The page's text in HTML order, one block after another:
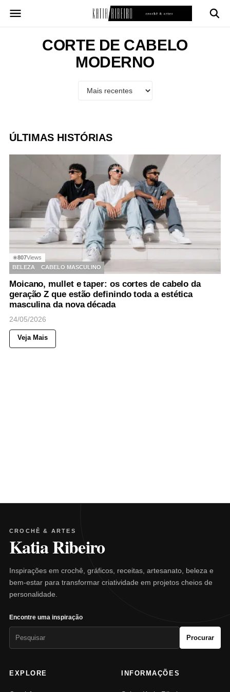
para
CORTE DE CABELO
MODERNO
ÚLTIMAS HISTÓRIAS
◉807Views
BELEZA
CABELO MASCULINO
Moicano, mullet e taper: os cortes de cabelo da
geração Z que estão definindo toda a estética
masculina da nova década
24/05/2026
Veja Mais
CROCHÊ & ARTES
Katia Ribeiro
Inspirações em crochê, gráficos, receitas, artesanato, beleza e
bem-estar para transformar criatividade em projetos cheios de
personalidade.
Encontre uma inspiração
Procurar
EXPLORE INFORMAÇÕES